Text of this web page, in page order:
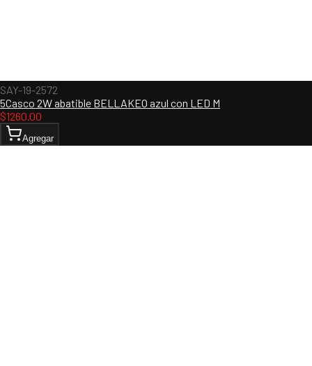
SAY-19-2572
5Casco 2W abatible BELLAKEO azul con LED M
$1260.00
Agregar